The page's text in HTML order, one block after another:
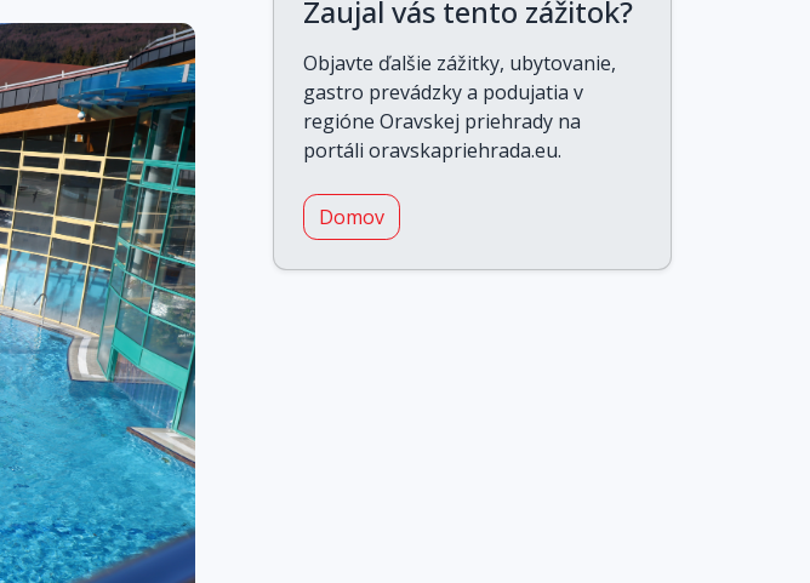
Zaujal vás tento zážitok?
Objavte ďalšie zážitky, ubytovanie,
gastro prevádzky a podujatia v
regióne Oravskej priehrady na
portáli oravskapriehrada.eu.
Domov